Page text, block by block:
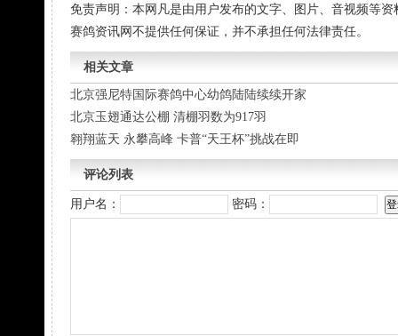
免责声明：本网凡是由用户发布的文字、图片、音视频等
赛鸽资讯网不提供任何保证，并不承担任何法律责任。
相关文章
北京强尼特国际赛鸽中心幼鸽陆陆续续开家
北京玉翅通达公棚 清棚羽数为917羽
翱翔蓝天 永攀高峰 卡普“天王杯”挑战在即
评论列表
用户名： 密码：